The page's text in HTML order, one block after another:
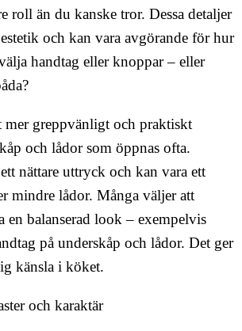
roll än du kanske tror. Dessa detaljer
och kan vara avgörande för hur
handtag eller knoppar – eller
mer greppvänligt och praktiskt
och lådor som öppnas ofta.
nättare uttryck och kan vara ett
mindre lådor. Många väljer att
en balanserad look – exempelvis
på underskåp och lådor. Det ger
känsla i köket.
och karaktär